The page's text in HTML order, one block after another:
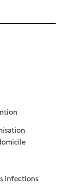
: disponible
: non disponible
: disponible
: non disponible
infections